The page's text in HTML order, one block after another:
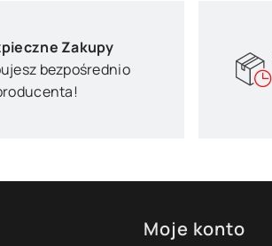
Zakupy
bezpośrednio
Moje konto